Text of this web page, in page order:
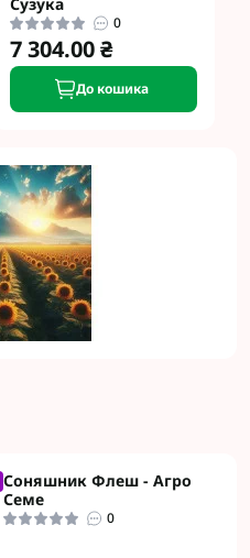
0
7 304.00 ₴
До кошика
Соняшник Флеш - Агро
Семе
0